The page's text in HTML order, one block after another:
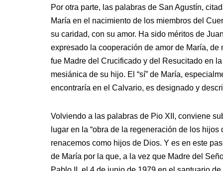
Por otra parte, las palabras de San Agustín,
María en el nacimiento de los miembros del
su caridad, con su amor. Ha sido méritos de
expresado la cooperación de amor de María,
fue Madre del Crucificado y del Resucitado en
mesiánica de su hijo. El “sí” de María,
encontraría en el Calvario, es designado y
Volviendo a las palabras de Pio XII, conviene
lugar en la “obra de la regeneración de los
renacemos como hijos de Dios. Y es en este
de María por la que, a la vez que Madre del